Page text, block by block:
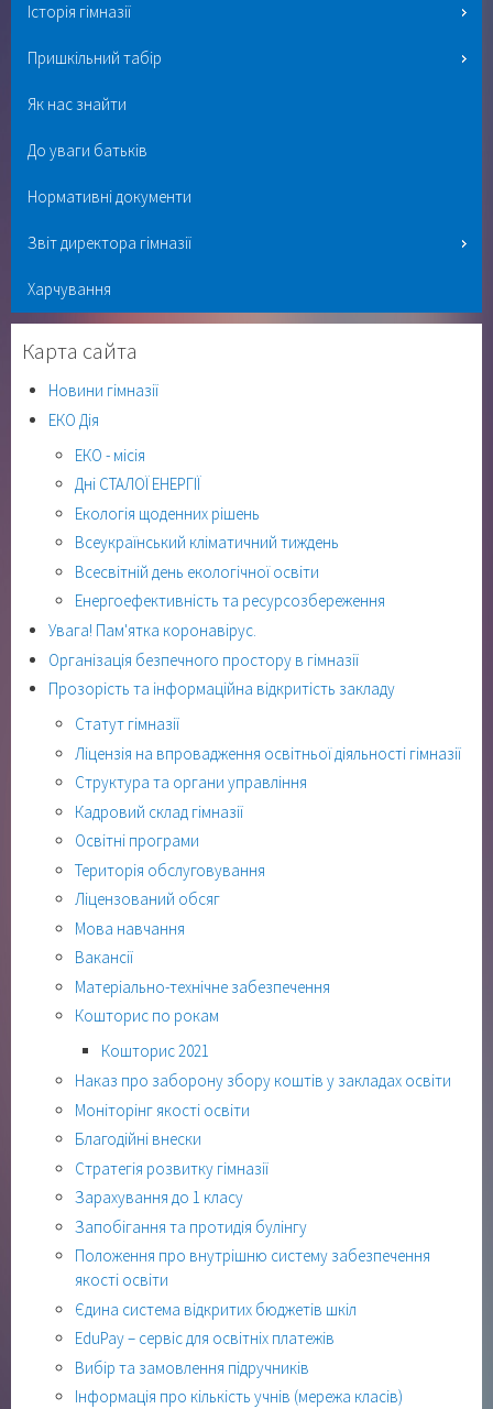
Історія гімназії
Пришкільний табір
Як нас знайти
До уваги батьків
Нормативні документи
Звіт директора гімназії
Харчування
Карта сайта
Новини гімназії
ЕКО Дія
ЕКО - місія
Дні СТАЛОЇ ЕНЕРГІЇ
Екологія щоденних рішень
Всеукраїнський кліматичний тиждень
Всесвітній день екологічної освіти
Енергоефективність та ресурсозбереження
Увага! Пам'ятка коронавірус.
Організація безпечного простору в гімназії
Прозорість та інформаційна відкритість закладу
Статут гімназії
Ліцензія на впровадження освітньої діяльності гімназії
Структура та органи управління
Кадровий склад гімназії
Освітні програми
Територія обслуговування
Ліцензований обсяг
Мова навчання
Вакансії
Матеріально-технічне забезпечення
Кошторис по рокам
Кошторис 2021
Наказ про заборону збору коштів у закладах освіти
Моніторінг якості освіти
Благодійні внески
Стратегія розвитку гімназії
Зарахування до 1 класу
Запобігання та протидія булінгу
Положення про внутрішню систему забезпечення
якості освіти
Єдина система відкритих бюджетів шкіл
EduPay – сервіс для освітніх платежів
Вибір та замовлення підручників
Інформація про кількість учнів (мережа класів)